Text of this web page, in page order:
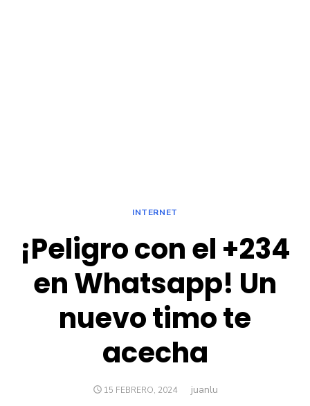
INTERNET
¡Peligro con el +234
en Whatsapp! Un
nuevo timo te
acecha
PUBLICADO
15 FEBRERO, 2024 Autor
juanlu